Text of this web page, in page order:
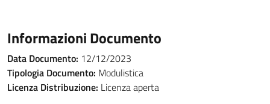
Informazioni Documento
Data Documento: 12/12/2023
Tipologia Documento: Modulistica
Licenza Distribuzione: Licenza aperta